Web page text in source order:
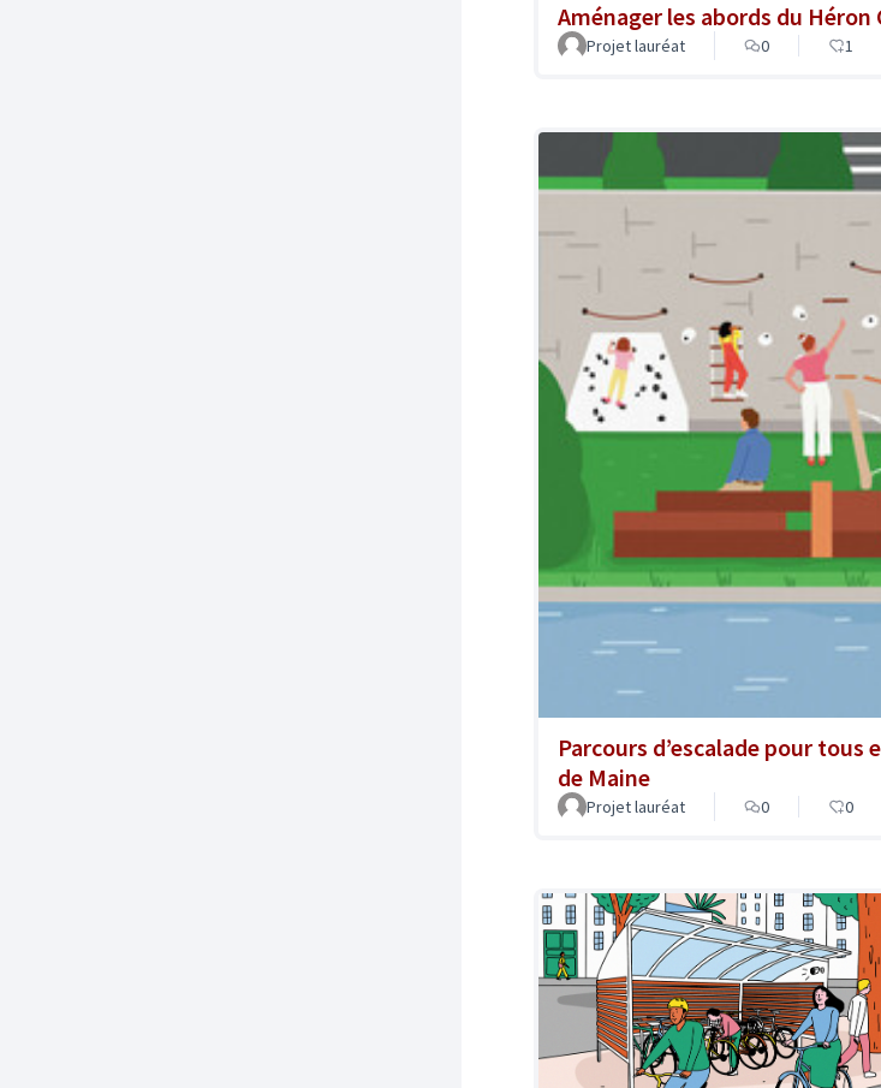
Aménager les abords du Héron
Projet lauréat 0 1
Parcours d’escalade pour tous
de Maine
Projet lauréat 0 0